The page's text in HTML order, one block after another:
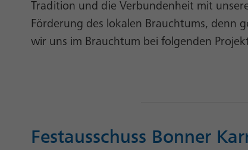
Tradition und die Verbundenheit mit
Förderung des lokalen Brauchtums, denn
wir uns im Brauchtum bei folgenden
Festausschuss Bonner